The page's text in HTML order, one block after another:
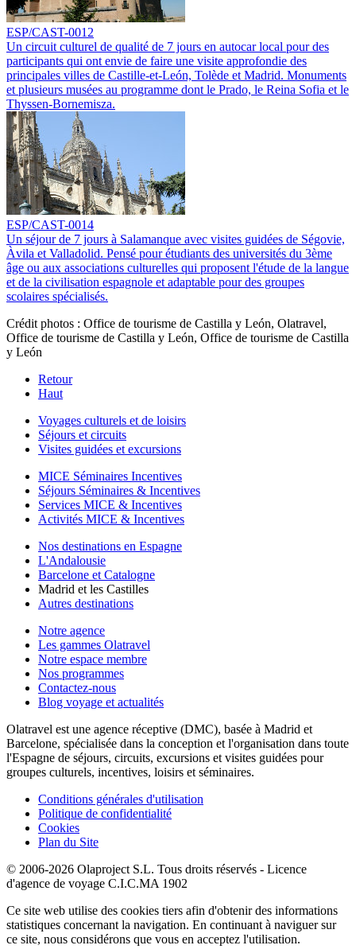
ESP/CAST-0012
Un circuit culturel de qualité de 7 jours en autocar local pour des
participants qui ont envie de faire une visite approfondie des
principales villes de Castille-et-León, Tolède et Madrid. Monuments
et plusieurs musées au programme dont le Prado, le Reina Sofia et le
Thyssen-Bornemisza.
ESP/CAST-0014
Un séjour de 7 jours à Salamanque avec visites guidées de Ségovie,
Àvila et Valladolid. Pensé pour étudiants des universités du 3ème
âge ou aux associations culturelles qui proposent l'étude de la langue
et de la civilisation espagnole et adaptable pour des groupes
scolaires spécialisés.
Crédit photos : Office de tourisme de Castilla y León, Olatravel,
Office de tourisme de Castilla y León, Office de tourisme de Castilla
y León
Retour
Haut
Voyages culturels et de loisirs
Séjours et circuits
Visites guidées et excursions
MICE Séminaires Incentives
Séjours Séminaires & Incentives
Services MICE & Incentives
Activités MICE & Incentives
Nos destinations en Espagne
L'Andalousie
Barcelone et Catalogne
Madrid et les Castilles
Autres destinations
Notre agence
Les gammes Olatravel
Notre espace membre
Nos programmes
Contactez-nous
Blog voyage et actualités
Olatravel est une agence réceptive (DMC), basée à Madrid et
Barcelone, spécialisée dans la conception et l'organisation dans toute
l'Espagne de séjours, circuits, excursions et visites guidées pour
groupes culturels, incentives, loisirs et séminaires.
Conditions générales d'utilisation
Politique de confidentialité
Cookies
Plan du Site
© 2006-2026 Olaproject S.L. Tous droits réservés - Licence
d'agence de voyage C.I.C.MA 1902
Ce site web utilise des cookies tiers afin d'obtenir des informations
statistiques concernant la navigation. En continuant à naviguer sur
ce site, nous considérons que vous en acceptez l'utilisation.